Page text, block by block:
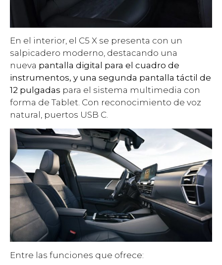
En el interior, el C5 X se presenta con un
salpicadero moderno, destacando una
nueva pantalla digital para el cuadro de
instrumentos, y una segunda pantalla táctil de
12 pulgadas para el sistema multimedia con
forma de Tablet. Con reconocimiento de voz
natural, puertos USB C.
Entre las funciones que ofrece: